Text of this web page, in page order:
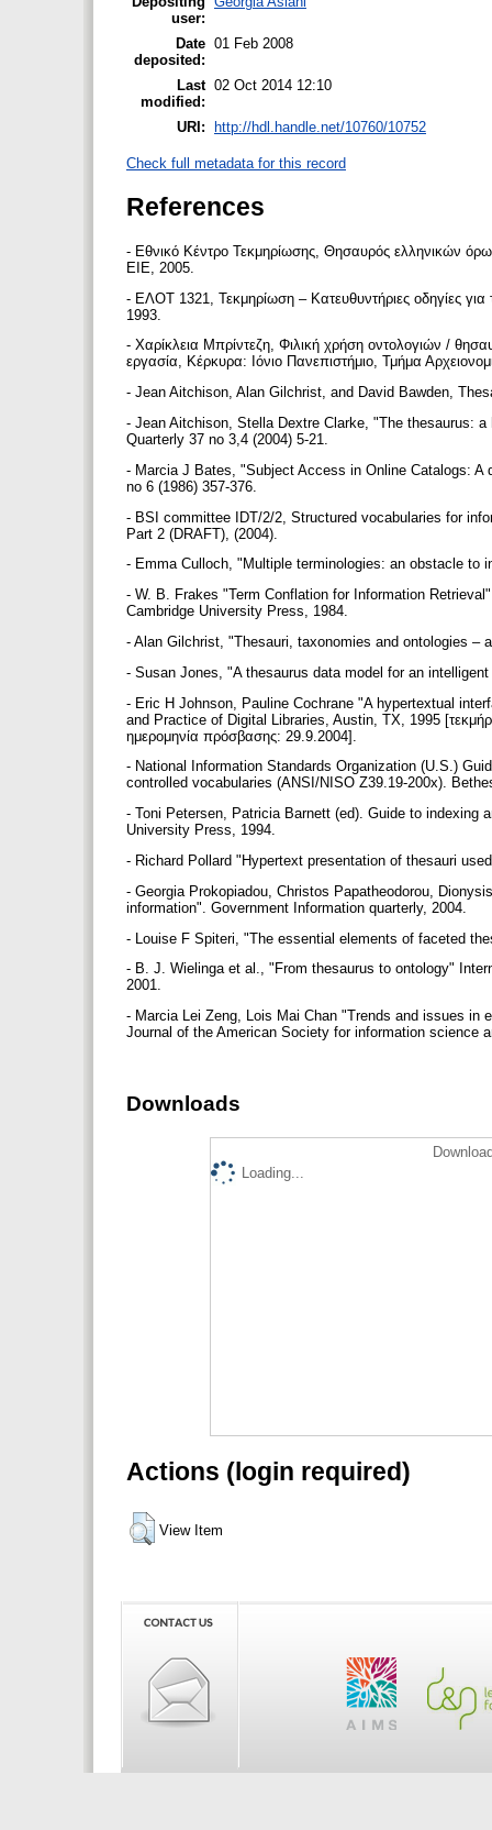
user:
Date
deposited:
01 Feb 2008
Last
modified:
02 Oct 2014 12:10
URI: http://hdl.handle.net/10760/10752
Check full metadata for this record
References
- Εθνικό Κέντρο Τεκμηρίωσης, Θησαυρός ελληνικών
ΕΙΕ, 2005.
- ΕΛΟΤ 1321, Τεκμηρίωση – Κατευθυντήριες οδηγίες
1993.
- Χαρίκλεια Μπρίντεζη, Φιλική χρήση οντολογιών /
εργασία, Κέρκυρα: Ιόνιο Πανεπιστήμιο, Τμήμα
- Jean Aitchison, Alan Gilchrist, and David Bawden,
- Jean Aitchison, Stella Dextre Clarke, "The thesaurus:
Quarterly 37 no 3,4 (2004) 5-21.
- Marcia J Bates, "Subject Access in Online Catalogs:
no 6 (1986) 357-376.
- BSI committee IDT/2/2, Structured vocabularies for
Part 2 (DRAFT), (2004).
- Emma Culloch, "Multiple terminologies: an obstacle to
- W. B. Frakes "Term Conflation for Information
Cambridge University Press, 1984.
- Alan Gilchrist, "Thesauri, taxonomies and ontologies
- Susan Jones, "A thesaurus data model for an
- Eric H Johnson, Pauline Cochrane "A hypertextual
and Practice of Digital Libraries, Austin, TX, 1995
ημερομηνία πρόσβασης: 29.9.2004].
- National Information Standards Organization (U.S.)
controlled vocabularies (ANSI/NISO Z39.19-200x).
- Toni Petersen, Patricia Barnett (ed). Guide to indexing
University Press, 1994.
- Richard Pollard "Hypertext presentation of thesauri
- Georgia Prokopiadou, Christos Papatheodorou,
information". Government Information quarterly, 2004.
- Louise F Spiteri, "The essential elements of faceted
- B. J. Wielinga et al., "From thesaurus to ontology"
2001.
- Marcia Lei Zeng, Lois Mai Chan "Trends and issues in
Journal of the American Society for information science
Downloads
Loading...
Actions (login required)
View Item